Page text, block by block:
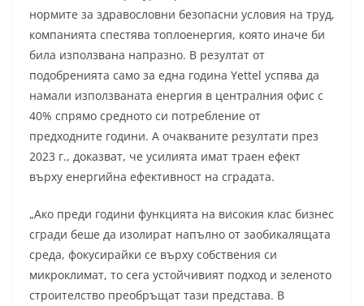
нормите за здравословни безопасни условия на труд,
компанията спестява топлоенергия, която иначе би
била използвана напразно. В резултат от
подобренията само за една година Yettel успява да
намали използваната енергия в централния офис с
40% спрямо средното си потребление от
предходните години. А очакваните резултати през
2023 г., доказват, че усилията имат траен ефект
върху енергийна ефективност на сградата.
„Ако преди години функцията на високия клас бизнес
сгради беше да изолират напълно от заобикалящата
среда, фокусирайки се върху собствения си
микроклимат, то сега устойчивият подход и зеленото
строителство преобръщат тази представа. В